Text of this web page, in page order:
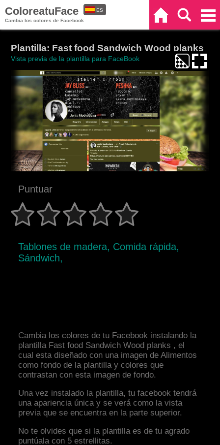
ColoreatuFace
Cambia los colores de Facebook
ES
Plantilla: Fast food Sandwich Wood planks
Vista previa de la plantilla para FaceBook
Puntuar
Tablones de madera, Comida rápida,
Sándwich,
Cambia los colores de tu Facebook instalando la
plantilla Fast food Sandwich Wood planks , el
cual esta diseñado con una imagen de Alimentos
como fondo de la plantilla y colores que
contrastan con esta imagen de fondo.
Una vez instalado la plantilla, tu facebook tendrá
una apariencia única y se verá como la vista
previa que se encuentra en la parte superior.
No te olvides que si la plantilla es de tu agrado
puntúala con 5 estrellitas.